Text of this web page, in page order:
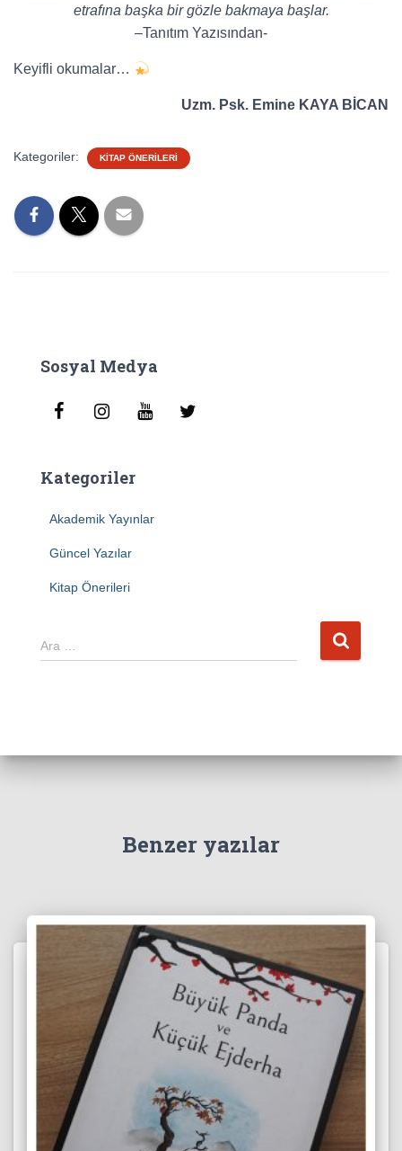
etrafına başka bir gözle bakmaya başlar.
–Tanıtım Yazısından-
Keyifli okumalar…
Uzm. Psk. Emine KAYA BİCAN
Kategoriler: KITAP ÖNERILERI
Sosyal Medya
Kategoriler
Akademik Yayınlar
Güncel Yazılar
Kitap Önerileri
A
r
Ara …
Benzer yazılar